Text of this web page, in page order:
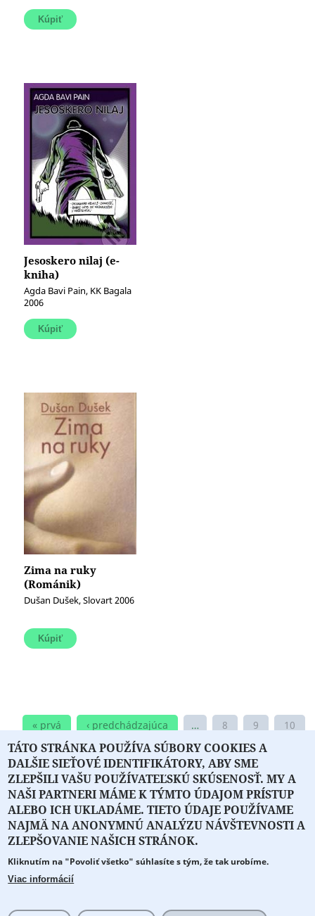
Jesoskero nilaj (e-
kniha)
Agda Bavi Pain, KK Bagala
2006
Zima na ruky
(Románik)
Dušan Dušek, Slovart 2006
« prvá ‹ predchádzajúca … 8 9
10
11
12 13 14
nasledujúca ›
posledná »
O PORTÁLI O DRUŽSTVE SPONZORI KONTAKT
Projekt z verejných fondov podporil
Cookie preferencie
TÁTO STRÁNKA POUŽÍVA SÚBORY COOKIES A
DALŠIE SIEŤOVÉ IDENTIFIKÁTORY, ABY SME
ZLEPŠILI VAŠU POUŽÍVATEĽSKÚ SKÚSENOSŤ. MY A
NAŠI PARTNERI MÁME K TÝMTO ÚDAJOM PRÍSTUP
ALEBO ICH UKLADÁME. TIETO ÚDAJE POUŽÍVAME
NAJMÄ NA ANONYMNÚ ANALÝZU NÁVŠTEVNOSTI A
ZLEPŠOVANIE NAŠICH STRÁNOK.
Kliknutím na "Povoliť všetko" súhlasíte s tým, že tak urobíme.
Viac informácií